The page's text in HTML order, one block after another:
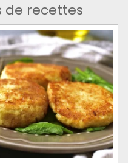
de recettes